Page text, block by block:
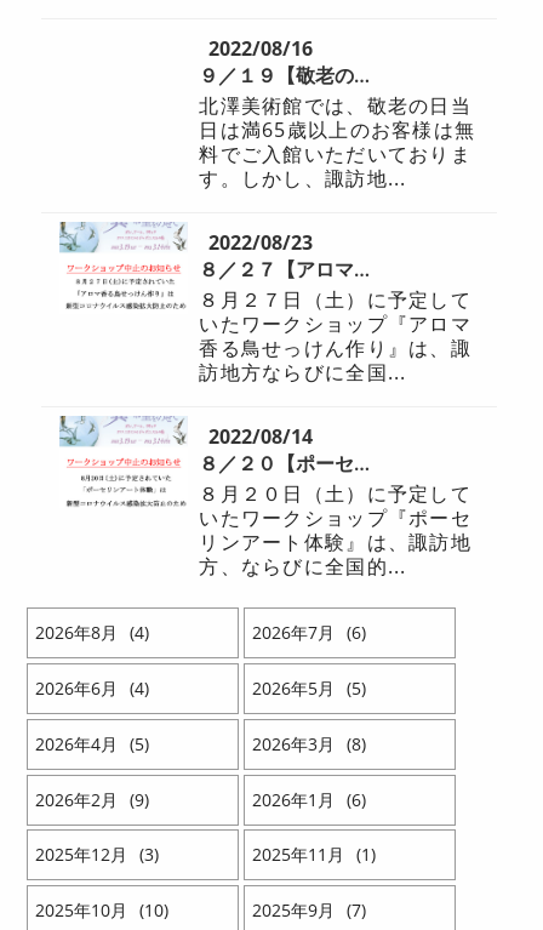
2022/08/16
９／１９【敬老の日 特別企画】中止のお知らせ
北澤美術館では、敬老の日当
日は満65歳以上のお客様は無
料でご入館いただいておりま
す。しかし、諏訪地...
2022/08/23
８／２７【アロマ香る鳥せっけん作り】中止のお知らせ
８月２７日（土）に予定して
いたワークショップ『アロマ
香る鳥せっけん作り』は、諏
訪地方ならびに全国...
2022/08/14
８／２０【ポーセリンアート体験】中止のお知らせ
８月２０日（土）に予定して
いたワークショップ『ポーセ
リンアート体験』は、諏訪地
方、ならびに全国的...
2026 8 4 2026 7 6
2026 6 4 2026 5 5
2026 4 5 2026 3 8
2026 2 9 2026 1 6
2025 12 3 2025 11 1
2025 10 10 2025 9 7